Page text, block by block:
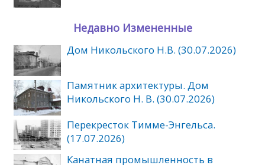
Недавно Измененные
Дом Никольского Н.В. (30.07.2026)
Памятник архитектуры. Дом
Никольского Н. В. (30.07.2026)
Перекресток Тимме-Энгельса.
(17.07.2026)
Канатная промышленность в